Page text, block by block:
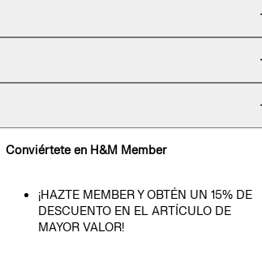
Conviértete en H&M Member
¡HAZTE MEMBER Y OBTÉN UN 15% DE
DESCUENTO EN EL ARTÍCULO DE
MAYOR VALOR!